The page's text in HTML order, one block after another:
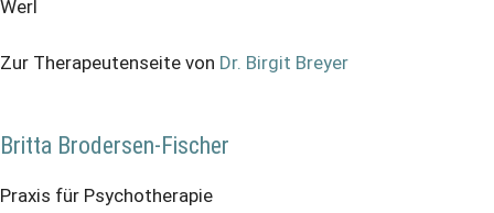
Werl
Zur Therapeutenseite von Dr. Birgit Breyer
Britta Brodersen-Fischer
Praxis für Psychotherapie